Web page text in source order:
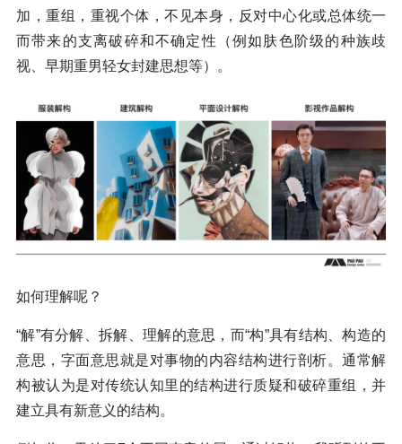
加，重组，重视个体，不见本身，反对中心化或总体统一
而带来的支离破碎和不确定性（例如肤色阶级的种族歧
视、早期重男轻女封建思想等）。
如何理解呢？
“解”有分解、拆解、理解的意思，而“构”具有结构、构造的
意思，字面意思就是对事物的内容结构进行剖析。通常解
构被认为是对传统认知里的结构进行质疑和破碎重组，并
建立具有新意义的结构。